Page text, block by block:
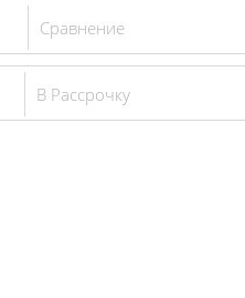
Сравнение
В Рассрочку